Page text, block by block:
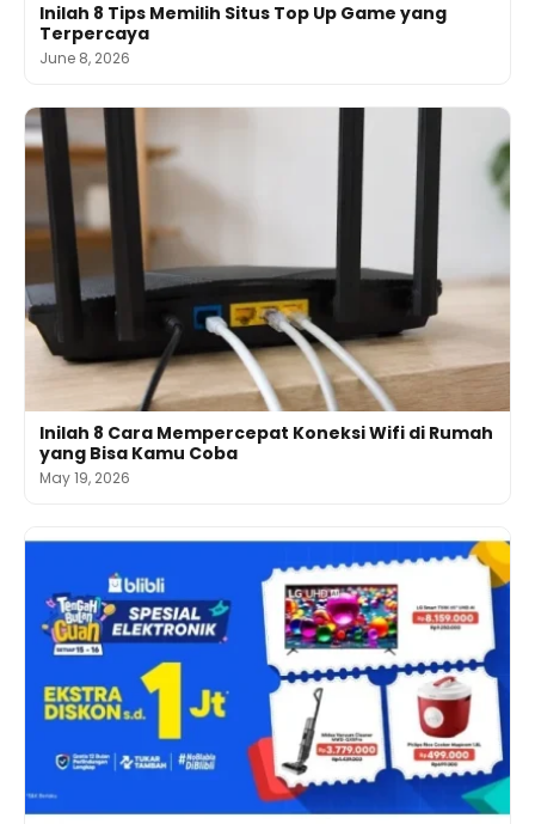
Inilah 8 Tips Memilih Situs Top Up Game yang
Terpercaya
June 8, 2026
Inilah 8 Cara Mempercepat Koneksi Wifi di Rumah
yang Bisa Kamu Coba
May 19, 2026